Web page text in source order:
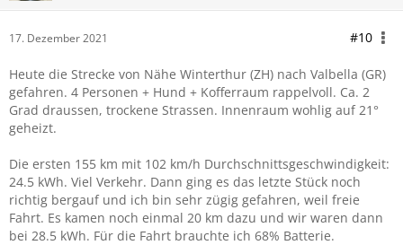
17. Dezember 2021 #10
Heute die Strecke von Nähe Winterthur (ZH) nach Valbella (GR)
gefahren. 4 Personen + Hund + Kofferraum rappelvoll. Ca. 2
Grad draussen, trockene Strassen. Innenraum wohlig auf 21°
geheizt.
Die ersten 155 km mit 102 km/h Durchschnittsgeschwindigkeit:
24.5 kWh. Viel Verkehr. Dann ging es das letzte Stück noch
richtig bergauf und ich bin sehr zügig gefahren, weil freie
Fahrt. Es kamen noch einmal 20 km dazu und wir waren dann
bei 28.5 kWh. Für die Fahrt brauchte ich 68% Batterie.